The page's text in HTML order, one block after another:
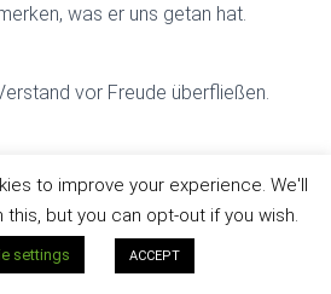
was er uns getan hat.
vor Freude überfließen.
Zeiten und aller Welt.
to improve your experience. We'll
this, but you can opt-out if you wish.
settings ACCEPT